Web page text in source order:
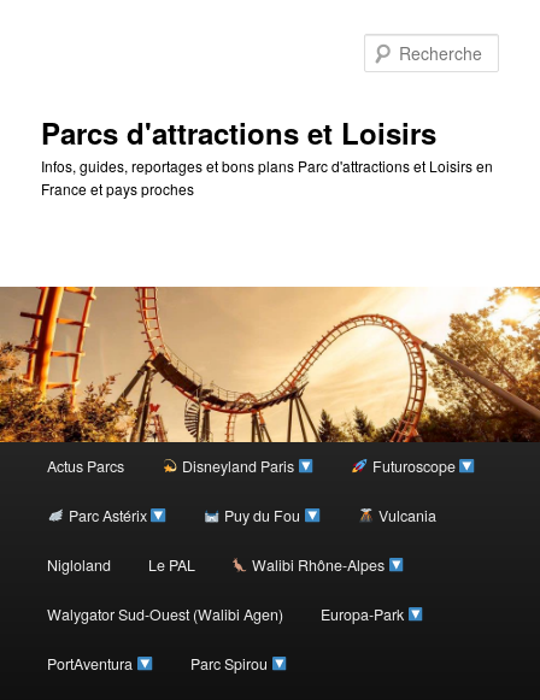
Parcs d'attractions et Loisirs
Infos, guides, reportages et bons plans Parc d'attractions et Loisirs en
France et pays proches
Menu
Aller
contenu
Actus Parcs Disneyland Paris Futuroscope
Parc Astérix Puy du Fou Vulcania
Nigloland Le PAL Walibi Rhône-Alpes
Walygator Sud-Ouest (Walibi Agen) Europa-Park
PortAventura Parc Spirou